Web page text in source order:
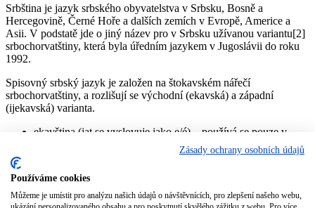
Srbština je jazyk srbského obyvatelstva v Srbsku, Bosně a
Hercegovině, Černé Hoře a dalších zemích v Evropě, Americe a
Asii. V podstatě jde o jiný název pro v Srbsku užívanou variantu[2]
srbochorvatštiny, která byla úředním jazykem v Jugoslávii do roku
1992.
Spisovný srbský jazyk je založen na štokavském nářečí
srbochorvatštiny, a rozlišují se východní (ekavská) a západní
(ijekavská) varianta.
ekavština (jat se vyslovuje jako e/é) – používá se pouze v
Srbsku, kde je z velké míry převažující výslovnost (Bělehrad,
Vojvodina, Kosovo, východní, centrální a jižní Srbsko).
Bosně a Hercegovině, Černé Hoře a Chorvatsku, v Srbsku
pouze ve západní části (pořád ustupuje pod vlivem médií)
Zásady ochrany osobních údajů
Používáme cookies
Můžeme je umístit pro analýzu našich údajů o návštěvnících, pro zlepšení našeho webu,